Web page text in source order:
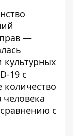
—
19 с
количество
с